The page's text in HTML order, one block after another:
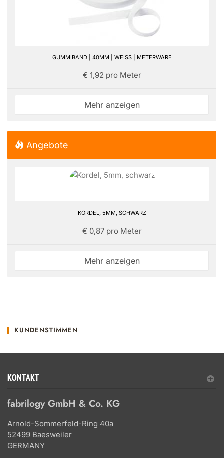
GUMMIBAND | 40MM | WEISS | METERWARE
€ 1,92 pro Meter
Mehr anzeigen
Angebote
KORDEL, 5MM, SCHWARZ
€ 0,87 pro Meter
Mehr anzeigen
KUNDENSTIMMEN
KONTAKT
fabrilogy GmbH & Co. KG
Arnold-Sommerfeld-Ring 40a
52499 Baesweiler
GERMANY